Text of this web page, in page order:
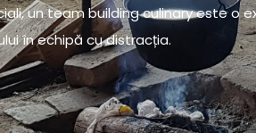
un team building culinary este o
în echipă cu distracția.